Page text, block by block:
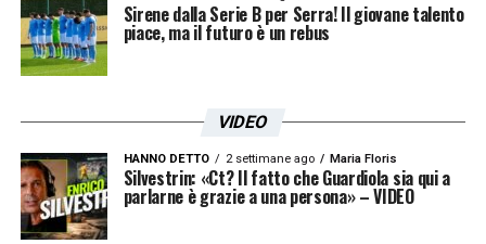
Sirene dalla Serie B per Serra! Il giovane talento
piace, ma il futuro è un rebus
VIDEO
HANNO DETTO 2 settimane ago Maria Floris
Silvestrin: «Ct? Il fatto che Guardiola sia qui a
parlarne è grazie a una persona» – VIDEO